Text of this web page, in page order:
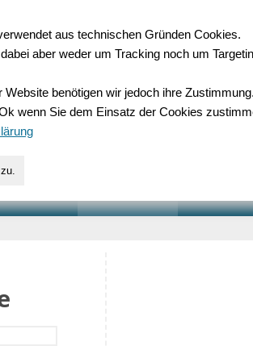
aus technischen Gründen Cookies.
aber weder um Tracking noch um
Website benötigen wir jedoch ihre
wenn Sie dem Einsatz der Cookies